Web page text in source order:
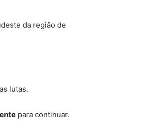
da região de
lutas.
para continuar.